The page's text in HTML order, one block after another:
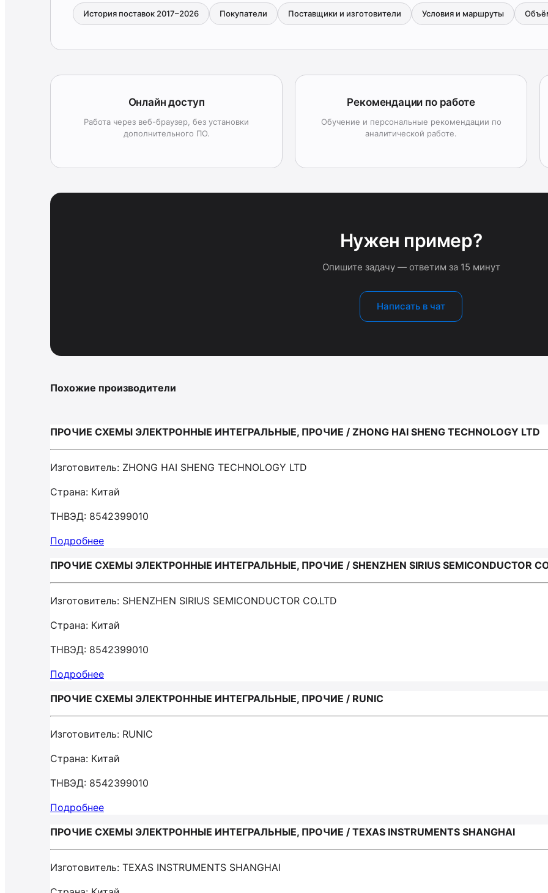
История поставок 2017–2026 Покупатели Поставщики и изготовители Условия и маршруты
Онлайн доступ
Работа через веб-браузер, без установки
дополнительного ПО.
Рекомендации по работе
Обучение и персональные рекомендации по
аналитической работе.
Нужен пример?
Опишите задачу — ответим за 15 минут
Написать в чат
Похожие производители
ПРОЧИЕ СХЕМЫ ЭЛЕКТРОННЫЕ ИНТЕГРАЛЬНЫЕ, ПРОЧИЕ / ZHONG HAI SHENG TECHNOLOGY LTD
Изготовитель: ZHONG HAI SHENG TECHNOLOGY LTD
Страна: Китай
ТНВЭД: 8542399010
Подробнее
ПРОЧИЕ СХЕМЫ ЭЛЕКТРОННЫЕ ИНТЕГРАЛЬНЫЕ, ПРОЧИЕ / SHENZHEN SIRIUS SEMICONDUCTOR
Изготовитель: SHENZHEN SIRIUS SEMICONDUCTOR CO.LTD
Страна: Китай
ТНВЭД: 8542399010
Подробнее
ПРОЧИЕ СХЕМЫ ЭЛЕКТРОННЫЕ ИНТЕГРАЛЬНЫЕ, ПРОЧИЕ / RUNIC
Изготовитель: RUNIC
Страна: Китай
ТНВЭД: 8542399010
Подробнее
ПРОЧИЕ СХЕМЫ ЭЛЕКТРОННЫЕ ИНТЕГРАЛЬНЫЕ, ПРОЧИЕ / TEXAS INSTRUMENTS SHANGHAI
Изготовитель: TEXAS INSTRUMENTS SHANGHAI